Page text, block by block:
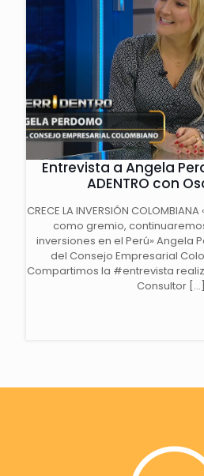
Entrevista a Angela
ADENTRO con
CRECE LA INVERSIÓN
como gremio,
inversiones en el Perú» Angela
del Consejo Empresarial
Compartimos la #entrevista
Consultor […]